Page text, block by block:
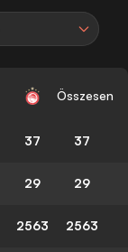
Összesen
37 37
29 29
2563 2563